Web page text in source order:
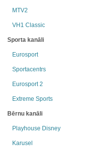
MTV2
VH1 Classic
Sporta kanāli
Eurosport
Sportacentrs
Eurosport 2
Extreme Sports
Bērnu kanāli
Playhouse Disney
Karusel